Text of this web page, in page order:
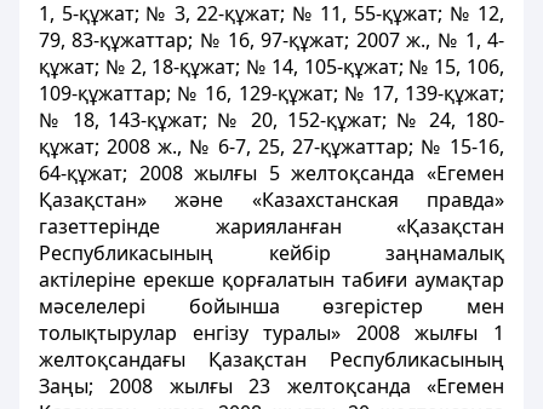
1, 5-құжат; № 3, 22-құжат; № 11, 55-құжат; № 12,
79, 83-құжаттар; № 16, 97-құжат; 2007 ж., № 1, 4-
құжат; № 2, 18-құжат; № 14, 105-құжат; № 15, 106,
109-құжаттар; № 16, 129-құжат; № 17, 139-құжат;
№ 18, 143-құжат; № 20, 152-құжат; № 24, 180-
құжат; 2008 ж., № 6-7, 25, 27-құжаттар; № 15-16,
64-құжат; 2008 жылғы 5 желтоқсанда «Егемен
Қазақстан» және «Казахстанская правда»
газеттерінде жарияланған «Қазақстан
Республикасының кейбір заңнамалық
актілеріне ерекше қорғалатын табиғи аумақтар
мәселелері бойынша өзгерістер мен
толықтырулар енгізу туралы» 2008 жылғы 1
желтоқсандағы Қазақстан Республикасының
Заңы; 2008 жылғы 23 желтоқсанда «Егемен